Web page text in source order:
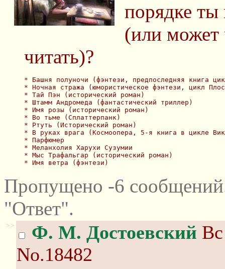
порядке ты
(или может
читать)?
* Башня полуночи (фэнтези, предпоследняя книга
* Ночная стража (юмористическое фэнтези, цикл
* Тай Пэн (исторический роман)
* Штамм Андромеда (фантастический триллер)
* Имя розы (исторический роман)
* Во тьме (Сплаттерпанк)
* Ртуть (Исторический роман)
* В руках врага (Космоопера, 5-я книга в цикле
* Парфюмер
* Меланхолия Харухи Сузумии
* Мыс Трафальгар (исторический роман)
* Имя ветра (фэнтези)
Пропущено -6
"Ответ".
>> Ф. М. Достоевский
No.18482